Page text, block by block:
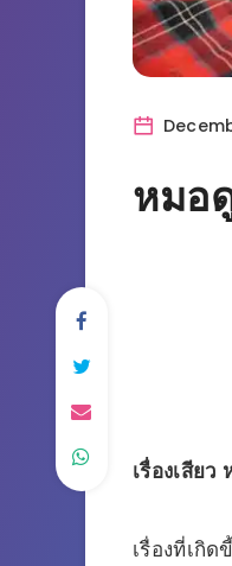
หมอ
เรื่องเสีย
เรื่องที่เกิ